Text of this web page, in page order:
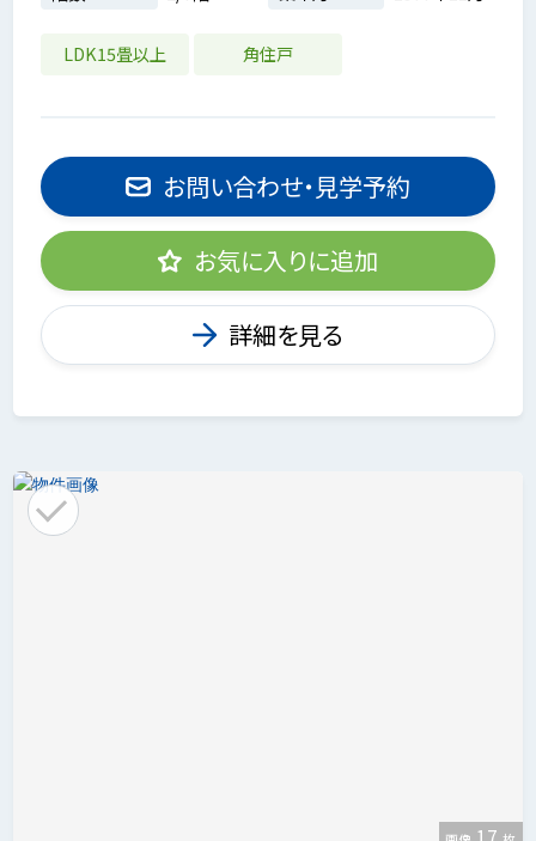
LDK15畳以上 角住戸
お問い合わせ・見学予約
お気に入りに追加
詳細を見る